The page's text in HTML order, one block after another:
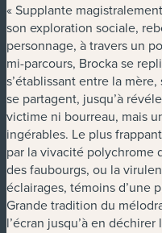
« Supplante
son exploration sociale,
personnage, à travers un
mi-parcours, Brocka se
s’établissant entre la
se partagent, jusqu’à
victime ni bourreau, mais
ingérables. Le plus
par la vivacité polychrome
des faubourgs, ou la
éclairages, témoins d’une
Grande tradition du
l’écran jusqu’à en